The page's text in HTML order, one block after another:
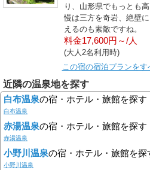
り、山形県でもっとも
慢は三方を奇岩、絶壁
えるのも素敵ですね。
料金17,600円～/人
(大人2名利用時)
この宿の宿泊プランをす
近隣の温泉地を探す
白布温泉の宿・ホテル・旅館を探す
白布温泉
赤湯温泉の宿・ホテル・旅館を探す
赤湯温泉
小野川温泉の宿・ホテル・旅館を探
小野川温泉